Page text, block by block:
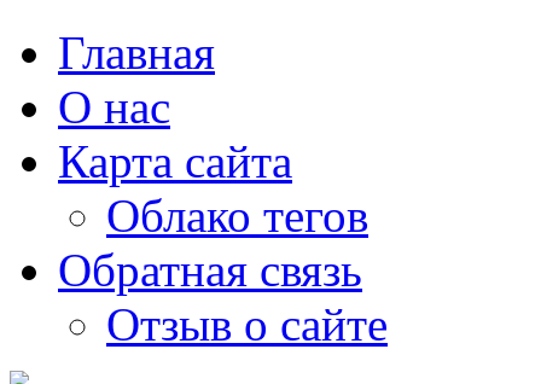
Главная
О нас
Карта сайта
Облако тегов
Обратная связь
Отзыв о сайте